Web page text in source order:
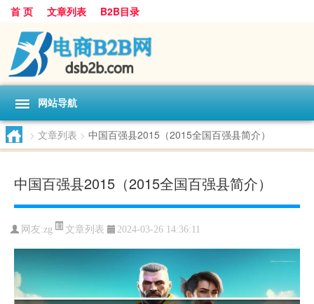
首 页 文章列表 B2B目录
网站导航
> 文章列表 > 中国百强县2015（2015全国百强县简介）
中国百强县2015（2015全国百强县简介）
网友:zg 文章列表 2024-03-26 14:36:11